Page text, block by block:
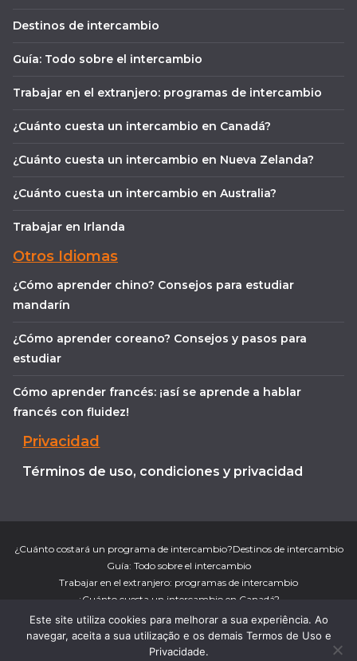
Destinos de intercambio
Guía: Todo sobre el intercambio
Trabajar en el extranjero: programas de intercambio
¿Cuánto cuesta un intercambio en Canadá?
¿Cuánto cuesta un intercambio en Nueva Zelanda?
¿Cuánto cuesta un intercambio en Australia?
Trabajar en Irlanda
Otros Idiomas
¿Cómo aprender chino? Consejos para estudiar
mandarín
¿Cómo aprender coreano? Consejos y pasos para
estudiar
Cómo aprender francés: ¡así se aprende a hablar
francés con fluidez!
Privacidad
Términos de uso, condiciones y privacidad
¿Cuánto costará un programa de intercambio?Destinos de intercambio
Guía: Todo sobre el intercambio
Trabajar en el extranjero: programas de intercambio
¿Cuánto cuesta un intercambio en Canadá?
¿Cuánto cuesta un intercambio en Nueva Zelanda?
¿Cuánto cuesta un intercambio en Australia?Trabajar en Irlanda
¡Aprender es lo Máximo! . Todos direitos
Este site utiliza cookies para melhorar a sua experiência. Ao
navegar, aceita a sua utilização e os demais Termos de Uso e
Privacidade.